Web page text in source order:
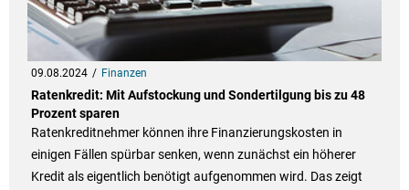
09.08.2024 Finanzen
Ratenkredit: Mit Aufstockung und Sondertilgung bis zu 48
Prozent sparen
Ratenkreditnehmer können ihre Finanzierungskosten in
einigen Fällen spürbar senken, wenn zunächst ein höherer
Kredit als eigentlich benötigt aufgenommen wird. Das zeigt